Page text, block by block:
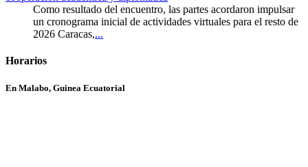
Como resultado del encuentro, las partes acordaron impulsar
un cronograma inicial de actividades virtuales para el resto de
2026 Caracas,...
Horarios
En Malabo, Guinea Ecuatorial